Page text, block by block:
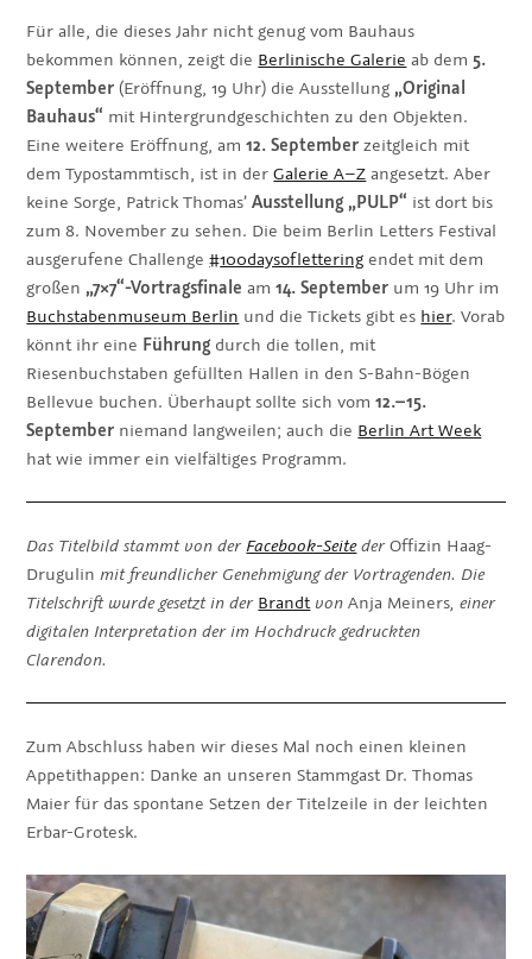
Für alle, die dieses Jahr nicht genug vom Bauhaus
bekommen können, zeigt die Berlinische Galerie ab dem 5.
September (Eröffnung, 19 Uhr) die Ausstellung „Original
Bauhaus“ mit Hintergrundgeschichten zu den Objekten.
Eine weitere Eröffnung, am12. September zeitgleich mit
dem Typostammtisch, ist in derGalerie A–Z angesetzt. Aber
keine Sorge, Patrick Thomas’Ausstellung „PULP“ ist dort bis
zum 8. November zu sehen. Die beim Berlin Letters Festival
ausgerufene Challenge#100daysoflettering endet mit dem
großen „7×7“-Vortragsfinale am14. September um 19 Uhr im
Buchstabenmuseum Berlin und die Tickets gibt es hier. Vorab
könnt ihr eine Führungdurch die tollen, mit
Riesenbuchstaben gefüllten Hallen in den S-Bahn-Bögen
Bellevue buchen. Überhaupt sollte sich vom12.–15.
September niemand langweilen; auch die Berlin Art Week
hat wie immer ein vielfältiges Programm.
Das Titelbild stammt von der Facebook-SeitederOffizin Haag-
Drugulin mit freundlicher Genehmigung der Vortragenden. Die
Titelschrift wurde gesetzt in der BrandtvonAnja Meiners, einer
digitalen Interpretation der im Hochdruck gedruckten
Clarendon.
Zum Abschluss haben wir dieses Mal noch einen kleinen
Appetithappen: Danke an unseren Stammgast Dr. Thomas
Maier für das spontane Setzen der Titelzeile in der leichten
Erbar-Grotesk.